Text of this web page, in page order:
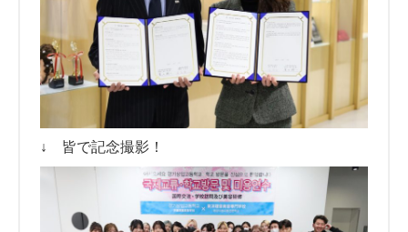
↓ 皆で記念撮影！